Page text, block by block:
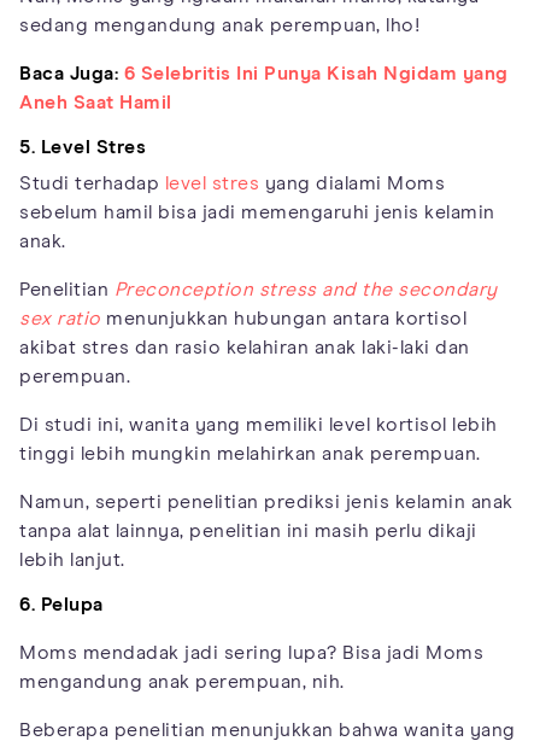
sedang mengandung anak perempuan, lho!
Baca Juga: 6 Selebritis Ini Punya Kisah Ngidam yang
Aneh Saat Hamil
5. Level Stres
Studi terhadap level stres yang dialami Moms
sebelum hamil bisa jadi memengaruhi jenis kelamin
anak.
Penelitian Preconception stress and the secondary
sex ratio menunjukkan hubungan antara kortisol
akibat stres dan rasio kelahiran anak laki-laki dan
perempuan.
Di studi ini, wanita yang memiliki level kortisol lebih
tinggi lebih mungkin melahirkan anak perempuan.
Namun, seperti penelitian prediksi jenis kelamin anak
tanpa alat lainnya, penelitian ini masih perlu dikaji
lebih lanjut.
6. Pelupa
Moms mendadak jadi sering lupa? Bisa jadi Moms
mengandung anak perempuan, nih.
Beberapa penelitian menunjukkan bahwa wanita yang